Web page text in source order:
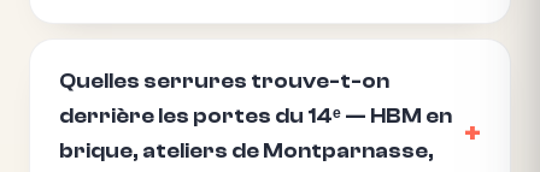
Quelles serrures trouve-t-on
derrière les portes du 14ᵉ — HBM en
brique, ateliers de Montparnasse,